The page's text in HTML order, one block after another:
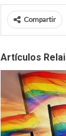
Compartir
Artículos